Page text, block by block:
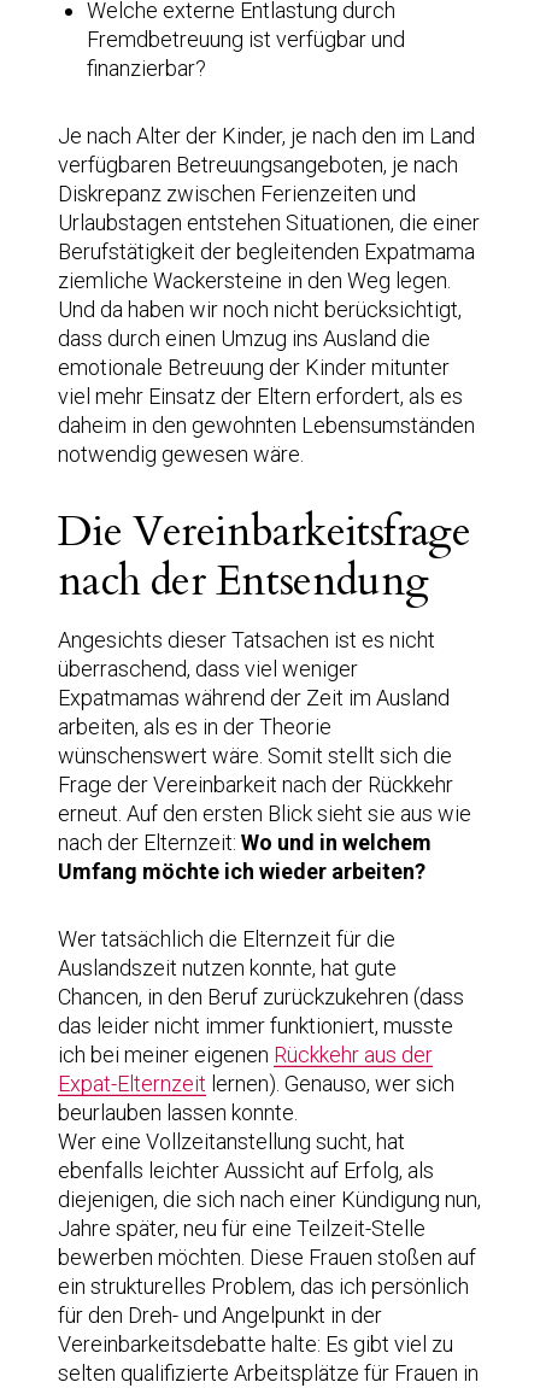
Welche externe Entlastung durch
Fremdbetreuung ist verfügbar und
finanzierbar?
Je nach Alter der Kinder, je nach den im Land
verfügbaren Betreuungsangeboten, je nach
Diskrepanz zwischen Ferienzeiten und
Urlaubstagen entstehen Situationen, die einer
Berufstätigkeit der begleitenden Expatmama
ziemliche Wackersteine in den Weg legen.
Und da haben wir noch nicht berücksichtigt,
dass durch einen Umzug ins Ausland die
emotionale Betreuung der Kinder mitunter
viel mehr Einsatz der Eltern erfordert, als es
daheim in den gewohnten Lebensumständen
notwendig gewesen wäre.
Die Vereinbarkeitsfrage
nach der Entsendung
Angesichts dieser Tatsachen ist es nicht
überraschend, dass viel weniger
Expatmamas während der Zeit im Ausland
arbeiten, als es in der Theorie
wünschenswert wäre. Somit stellt sich die
Frage der Vereinbarkeit nach der Rückkehr
erneut. Auf den ersten Blick sieht sie aus wie
nach der Elternzeit: Wo und in welchem
Umfang möchte ich wieder arbeiten?
Wer tatsächlich die Elternzeit für die
Auslandszeit nutzen konnte, hat gute
Chancen, in den Beruf zurückzukehren (dass
das leider nicht immer funktioniert, musste
ich bei meiner eigenen Rückkehr aus der
Expat-Elternzeit lernen). Genauso, wer sich
beurlauben lassen konnte.
Wer eine Vollzeitanstellung sucht, hat
ebenfalls leichter Aussicht auf Erfolg, als
diejenigen, die sich nach einer Kündigung nun,
Jahre später, neu für eine Teilzeit-Stelle
bewerben möchten. Diese Frauen stoßen auf
ein strukturelles Problem, das ich persönlich
für den Dreh- und Angelpunkt in der
Vereinbarkeitsdebatte halte: Es gibt viel zu
selten qualifizierte Arbeitsplätze für Frauen in